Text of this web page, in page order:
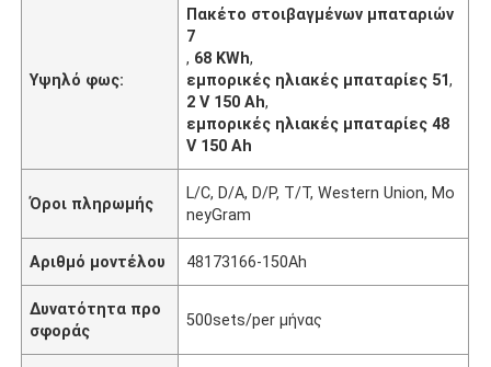
Υψηλό φως:
Πακέτο στοιβαγμένων μπαταριών
7
, 68 KWh,
εμπορικές ηλιακές μπαταρίες 51,
2 V 150 Ah,
εμπορικές ηλιακές μπαταρίες 48
V 150 Ah
Όροι πληρωμής
L/C, D/A, D/P, T/T, Western Union, Mo
neyGram
Αριθμό μοντέλου 48173166-150Ah
Δυνατότητα προ
σφοράς
500sets/per μήνας